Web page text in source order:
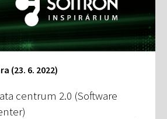
(23. 6. 2022)
centrum 2.0 (Software